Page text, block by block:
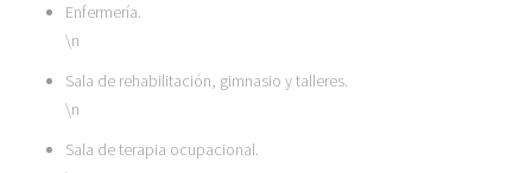
Enfermería.
\n
Sala de rehabilitación, gimnasio y talleres.
\n
Sala de terapia ocupacional.